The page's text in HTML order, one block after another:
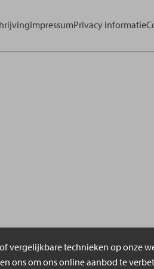
vergelijkbare technieken op onze
ons om ons online aanbod te
ImpressumPrivacy informatie